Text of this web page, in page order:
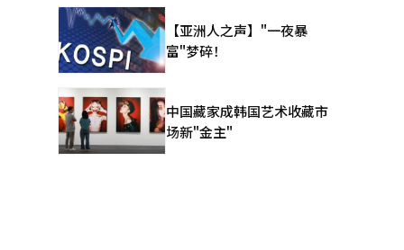
【亚洲人之声】"一夜暴
富"梦碎！
中国藏家成韩国艺术收藏市
场新"金主"